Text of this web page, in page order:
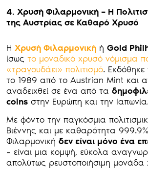
4. Χρυσή Φιλαρμονική – Η
της Αυστρίας σε Καθαρό Χρυσό
ΗΧρυσή Φιλαρμονική ήGold
ίσωςτο μοναδικό χρυσό νόμισμα
«τραγουδάει» πολιτισμό.
το 1989 από το Austrian Mint και
αναδειχθεί σε ένα από τα
coins στην Ευρώπη και την
Με φόντο την παγκόσμια
Βιέννης και με καθαρότητα
Φιλαρμονικήδεν είναι μόνο ένα
– είναι μια κομψή, εύκολα
απολύτως ρευστοποιήσιμη μονάδα